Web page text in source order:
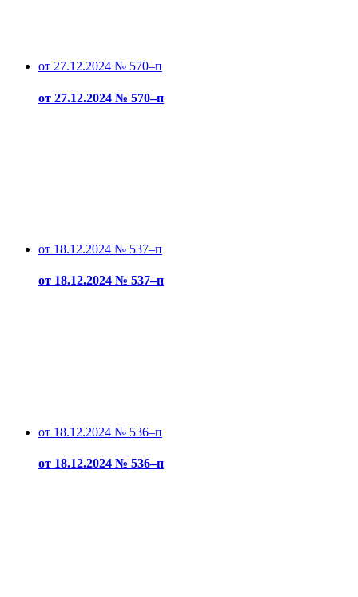
от 27.12.2024 № 570–п
от 27.12.2024 № 570–п
от 18.12.2024 № 537–п
от 18.12.2024 № 537–п
от 18.12.2024 № 536–п
от 18.12.2024 № 536–п